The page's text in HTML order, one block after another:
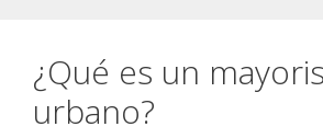
¿Qué es un
urbano?